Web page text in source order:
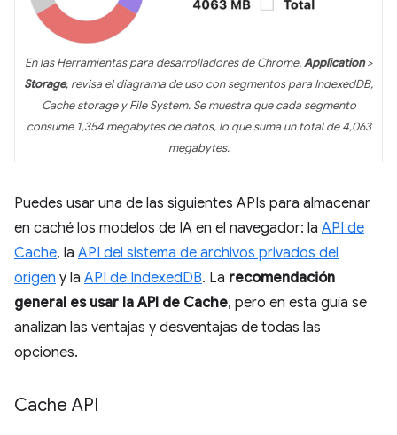
En las Herramientas para desarrolladores de Chrome,Application>
Storage, revisa el diagrama de uso con segmentos para IndexedDB,
Cache storage y File System. Se muestra que cada segmento
consume 1,354 megabytes de datos, lo que suma un total de 4,063
megabytes.
Puedes usar una de las siguientes APIs para almacenar
en caché los modelos de IA en el navegador: la API de
Cache, la API del sistema de archivos privados del
origen y la API de IndexedDB. La recomendación
general es usar la API de Cache, pero en esta guía se
analizan las ventajas y desventajas de todas las
opciones.
Cache API